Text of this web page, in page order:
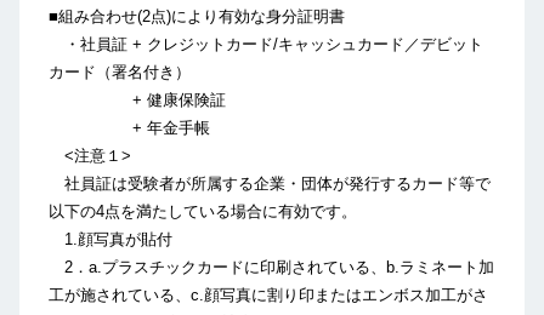
■組み合わせ(2点)により有効な身分証明書
・社員証 + クレジットカード/キャッシュカード／デビット
カード（署名付き）
+ 健康保険証
+ 年金手帳
<注意１>
社員証は受験者が所属する企業・団体が発行するカード等で
以下の4点を満たしている場合に有効です。
1.顔写真が貼付
2．a.プラスチックカードに印刷されている、b.ラミネート加
工が施されている、c.顔写真に割り印またはエンボス加工がさ